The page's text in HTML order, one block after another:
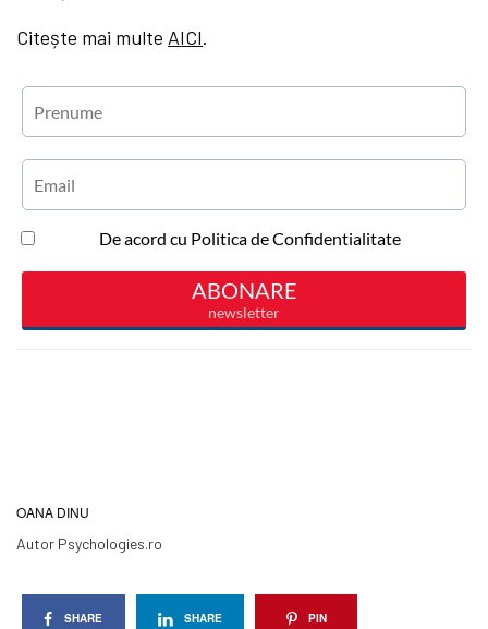
Citește mai multe AICI.
OANA DINU
Autor Psychologies.ro
SHARE SHARE PIN